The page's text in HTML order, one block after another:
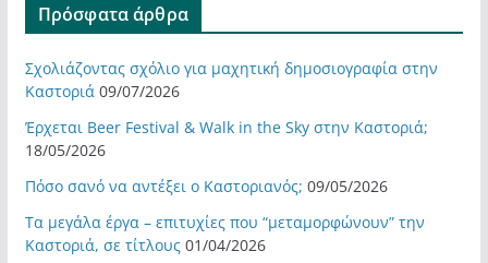
Πρόσφατα άρθρα
Σχολιάζοντας σχόλιο για μαχητική δημοσιογραφία στην
Καστοριά 09/07/2026
Έρχεται Beer Festival & Walk in the Sky στην Καστοριά;
18/05/2026
Πόσο σανό να αντέξει ο Καστοριανός; 09/05/2026
Τα μεγάλα έργα – επιτυχίες που “μεταμορφώνουν” την
Καστοριά, σε τίτλους 01/04/2026